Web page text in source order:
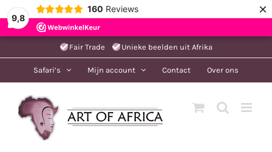
9,8
160 Reviews ×
naar
Fair Trade Unieke beelden uit Afrika
Safari’s Mijn account Contact Over ons